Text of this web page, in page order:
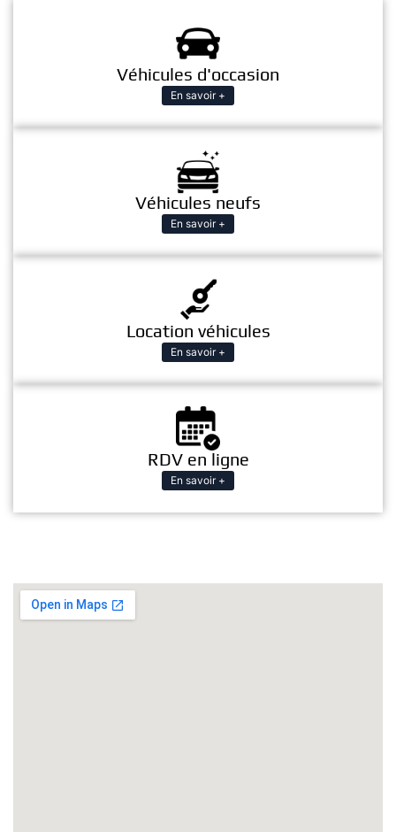
Véhicules d'occasion
En savoir +
Véhicules neufs
En savoir +
Location véhicules
En savoir +
RDV en ligne
En savoir +